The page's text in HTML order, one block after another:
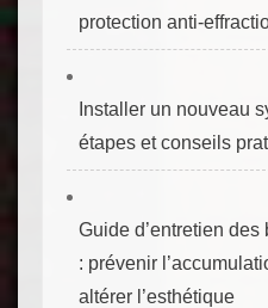
protection
Installer un nouveau
étapes et conseils
Guide d’entretien
: prévenir
altérer l’esthétique